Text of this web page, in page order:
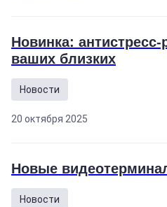
Новинка: антистресс-
ваших близких
Новости
20 октября 2025
Новые
Новости